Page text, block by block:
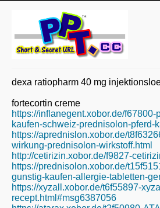
dexa ratiopharm 40 mg
fortecortin creme
https://inflanegent.xobor.de/
kaufen-schweiz-prednisolon-pferd-
https://aprednislon.xobor.de/
wirkung-prednisolon-wirkstoff.html
http://cetirizin.xobor.de/f9827-
https://prednisolon.xobor.de/
gunstig-kaufen-allergie-tabletten-
https://xyzall.xobor.de/t6f55897-
recept.html#msg6387056